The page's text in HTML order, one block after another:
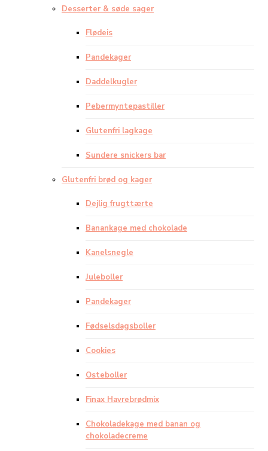
Desserter & søde sager
Flødeis
Pandekager
Daddelkugler
Pebermyntepastiller
Glutenfri lagkage
Sundere snickers bar
Glutenfri brød og kager
Dejlig frugttærte
Banankage med chokolade
Kanelsnegle
Juleboller
Pandekager
Fødselsdagsboller
Cookies
Osteboller
Finax Havrebrødmix
Chokoladekage med banan og
chokoladecreme